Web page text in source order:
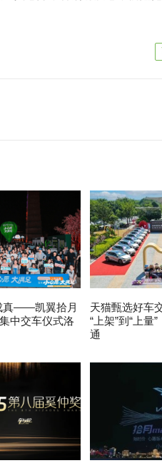
真——凯翼拾月
中交车仪式洛
天猫甄选好车
“上架”到“上量
通